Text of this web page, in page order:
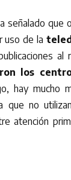
señalado que
uso de la
los
hay mucho
que no
atención